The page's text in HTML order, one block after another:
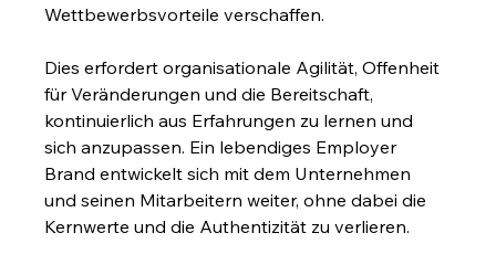
Wettbewerbsvorteile verschaffen.
Dies erfordert organisationale Agilität, Offenheit
für Veränderungen und die Bereitschaft,
kontinuierlich aus Erfahrungen zu lernen und
sich anzupassen. Ein lebendiges Employer
Brand entwickelt sich mit dem Unternehmen
und seinen Mitarbeitern weiter, ohne dabei die
Kernwerte und die Authentizität zu verlieren.